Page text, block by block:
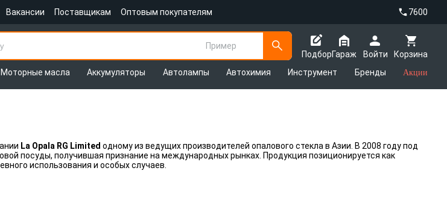
Вакансии Поставщикам Оптовым покупателям 7600
Пример
Подбор
Корзина
Гараж
Войти
Моторные масла Аккумуляторы Автолампы Автохимия Инструмент Бренды Акции
La Opala RG Limited одному из ведущих производителей опалового стекла в Азии. В 2008 году под
посуды, получившая признание на международных рынках. Продукция позиционируется как
использования и особых случаев.